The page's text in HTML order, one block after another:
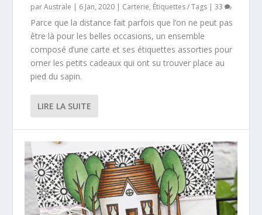
parAustrale | 6 Jan, 2020 | Carterie, Étiquettes / Tags |33
Parce que la distance fait parfois que l’on ne peut pas
être là pour les belles occasions, un ensemble
composé d’une carte et ses étiquettes assorties pour
orner les petits cadeaux qui ont su trouver place au
pied du sapin.
LIRE LA SUITE